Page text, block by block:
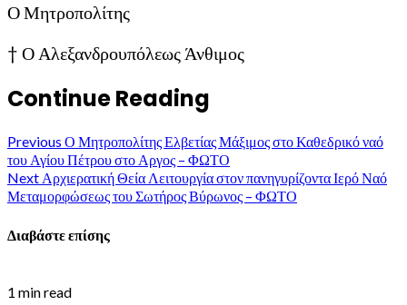
Ο Μητροπολίτης
† Ο Αλεξανδρουπόλεως Άνθιμος
Continue Reading
Previous Ο Μητροπολίτης Ελβετίας Μάξιμος στο Καθεδρικό ναό
του Αγίου Πέτρου στο Αργος – ΦΩΤΟ
Next Αρχιερατική Θεία Λειτουργία στον πανηγυρίζοντα Ιερό Ναό
Μεταμορφώσεως του Σωτήρος Βύρωνος – ΦΩΤΟ
Διαβάστε επίσης
1 min read